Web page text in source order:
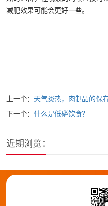
减肥效果可能会更好一些。
上一个： 天气炎热，肉制品的保
下一个：什么是低磷饮食？
近期浏览：